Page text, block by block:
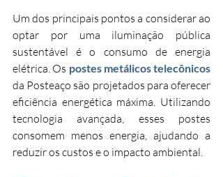
Um dos principais pontos a considerar ao
optar por uma iluminação pública
sustentável é o consumo de energia
elétrica. Os postes metálicos telecônicos
da Posteaço são projetados para oferecer
eficiência energética máxima. Utilizando
tecnologia avançada, esses postes
consomem menos energia, ajudando a
reduzir os custos e o impacto ambiental.